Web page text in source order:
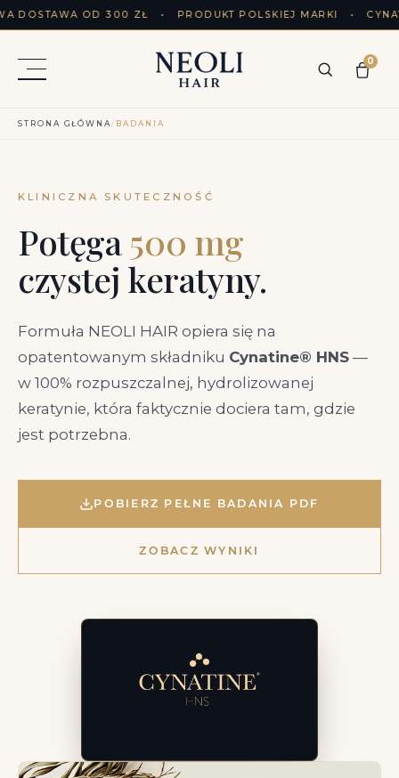
DOSTAWA OD 300 ZŁ • PRODUKT POLSKIEJ MARKI •
0
STRONA GŁÓWNA/ BADANIA
KLINICZNA SKUTECZNOŚĆ
Potęga500 mg
czystej keratyny.
Formuła NEOLI HAIR opiera się na
opatentowanym składniku Cynatine® HNS —
w 100% rozpuszczalnej, hydrolizowanej
keratynie, która faktycznie dociera tam, gdzie
jest potrzebna.
POBIERZ PEŁNE BADANIA PDF
ZOBACZ WYNIKI